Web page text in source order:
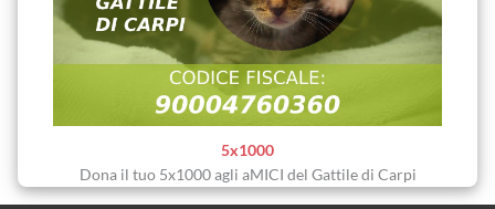
5x1000
Dona il tuo 5x1000 agli aMICI del Gattile di Carpi